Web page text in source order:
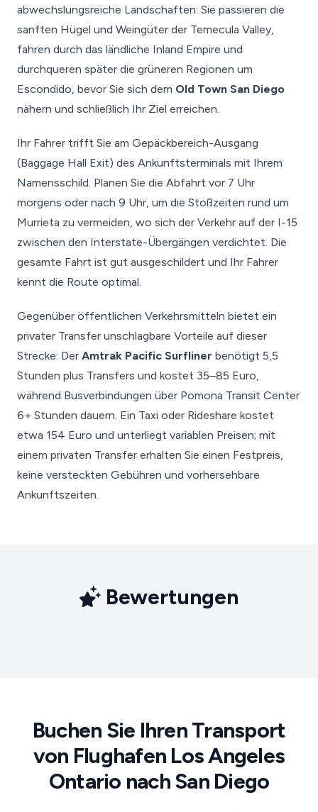
abwechslungsreiche Landschaften: Sie passieren die
sanften Hügel und Weingüter der Temecula Valley,
fahren durch das ländliche Inland Empire und
durchqueren später die grüneren Regionen um
Escondido, bevor Sie sich dem Old Town San Diego
nähern und schließlich Ihr Ziel erreichen.
Ihr Fahrer trifft Sie am Gepäckbereich-Ausgang
(Baggage Hall Exit) des Ankunftsterminals mit Ihrem
Namensschild. Planen Sie die Abfahrt vor 7 Uhr
morgens oder nach 9 Uhr, um die Stoßzeiten rund um
Murrieta zu vermeiden, wo sich der Verkehr auf der I-15
zwischen den Interstate-Übergängen verdichtet. Die
gesamte Fahrt ist gut ausgeschildert und Ihr Fahrer
kennt die Route optimal.
Gegenüber öffentlichen Verkehrsmitteln bietet ein
privater Transfer unschlagbare Vorteile auf dieser
Strecke: Der Amtrak Pacific Surfliner benötigt 5,5
Stunden plus Transfers und kostet 35–85 Euro,
während Busverbindungen über Pomona Transit Center
6+ Stunden dauern. Ein Taxi oder Rideshare kostet
etwa 154 Euro und unterliegt variablen Preisen; mit
einem privaten Transfer erhalten Sie einen Festpreis,
keine versteckten Gebühren und vorhersehbare
Ankunftszeiten.
Bewertungen
Buchen Sie Ihren Transport
von Flughafen Los Angeles
Ontario nach San Diego